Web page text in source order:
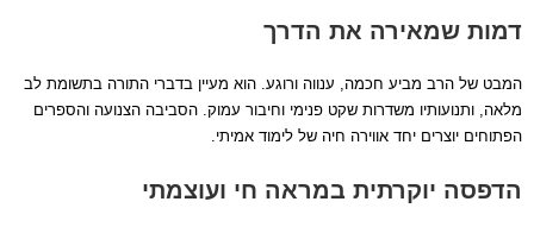
דמות שמאירה את הדרך
המבט של הרב מביע חכמה, ענווה ורוגע. הוא מעיין בדברי התורה בתשומת לב
מלאה, ותנועותיו משדרות שקט פנימי וחיבור עמוק. הסביבה הצנועה והספרים
הפתוחים יוצרים יחד אווירה חיה של לימוד אמיתי.
הדפסה יוקרתית במראה חי ועוצמתי